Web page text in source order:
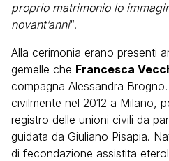
proprio matrimonio lo
novant’anni“.
Alla cerimonia erano presenti
gemelle che Francesca
compagna Alessandra
civilmente nel 2012 a Milano,
registro delle unioni civili da
guidata da Giuliano Pisapia.
di fecondazione assistita